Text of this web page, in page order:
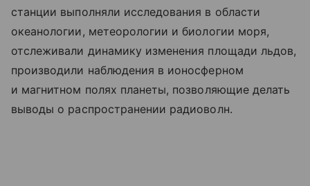
станции выполняли исследования в области
океанологии, метеорологии и биологии моря,
отслеживали динамику изменения площади льдов,
производили наблюдения в ионосферном
и магнитном полях планеты, позволяющие делать
выводы о распространении радиоволн.